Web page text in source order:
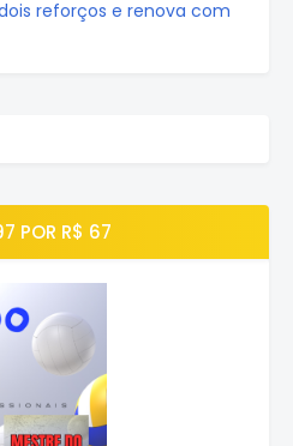
reforços e renova com
POR R$ 67